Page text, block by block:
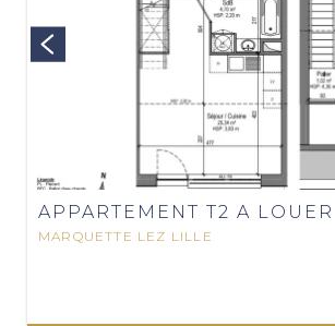
APPARTEMENT T2 A LOUER
MARQUETTE LEZ LILLE